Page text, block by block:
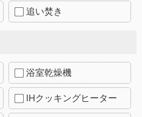
追い焚き
浴室乾燥機
IHクッキングヒーター